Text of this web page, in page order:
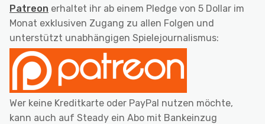
Patreon erhaltet ihr ab einem Pledge von 5 Dollar im
Monat exklusiven Zugang zu allen Folgen und
unterstützt unabhängigen Spielejournalismus:
Wer keine Kreditkarte oder PayPal nutzen möchte,
kann auch auf Steady ein Abo mit Bankeinzug